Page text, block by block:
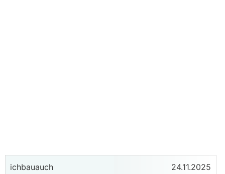
ichbauauch 24.11.2025